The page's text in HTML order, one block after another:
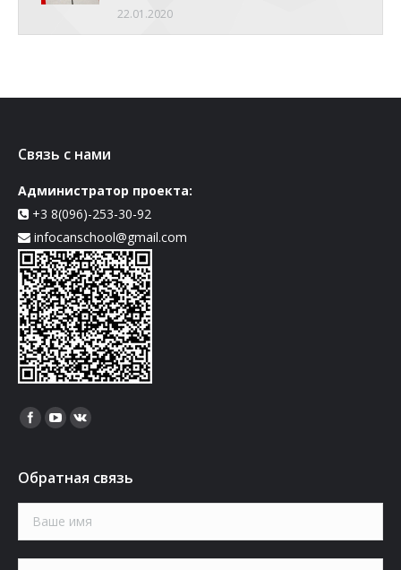
22.01.2020
Связь с нами
Администратор проекта:
+3 8(096)-253-30-92
infocanschool@gmail.com
Найдите нас:
Обратная связь